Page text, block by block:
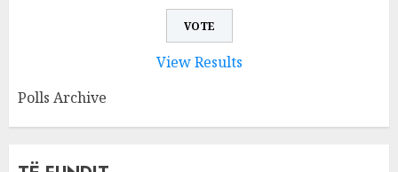
View Results
Polls Archive